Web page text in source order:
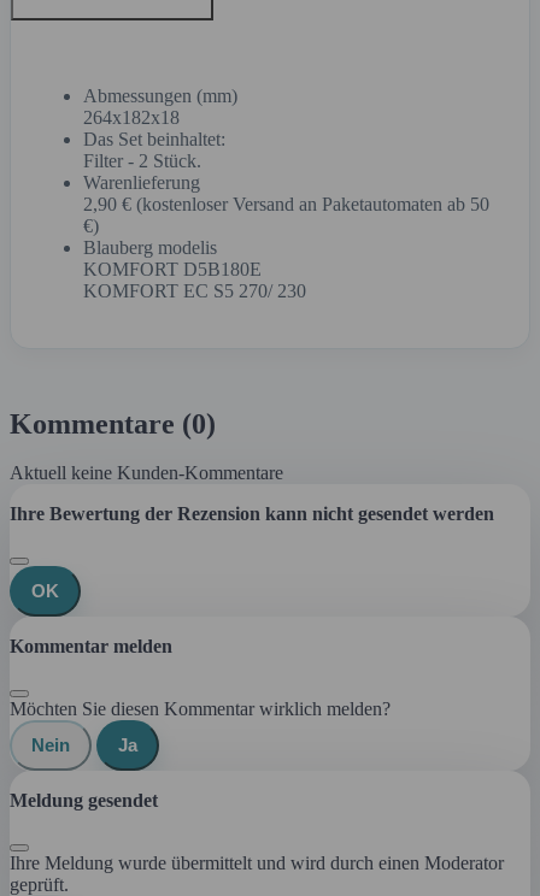
Abmessungen (mm)
264x182x18
Das Set beinhaltet:
Filter - 2 Stück.
Warenlieferung
2,90 € (kostenloser Versand an Paketautomaten ab 50
€)
Blauberg modelis
KOMFORT D5B180E
KOMFORT EC S5 270/ 230
Kommentare (0)
Aktuell keine Kunden-Kommentare
Ihre Bewertung der Rezension kann nicht gesendet werden
OK
Kommentar melden
Möchten Sie diesen Kommentar wirklich melden?
Nein
Ja
Meldung gesendet
Ihre Meldung wurde übermittelt und wird durch einen Moderator
geprüft.